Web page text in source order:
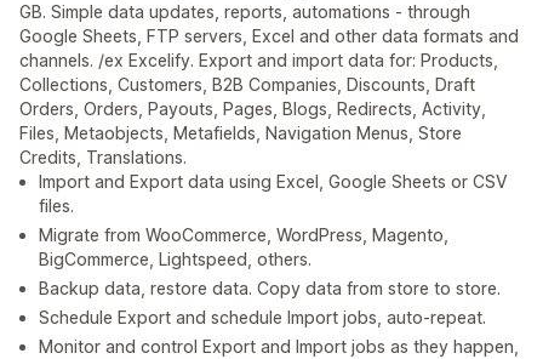
GB. Simple data updates, reports, automations - through
Google Sheets, FTP servers, Excel and other data formats and
channels. /ex Excelify. Export and import data for: Products,
Collections, Customers, B2B Companies, Discounts, Draft
Orders, Orders, Payouts, Pages, Blogs, Redirects, Activity,
Files, Metaobjects, Metafields, Navigation Menus, Store
Credits, Translations.
Import and Export data using Excel, Google Sheets or CSV
files.
Migrate from WooCommerce, WordPress, Magento,
BigCommerce, Lightspeed, others.
Backup data, restore data. Copy data from store to store.
Schedule Export and schedule Import jobs, auto-repeat.
Monitor and control Export and Import jobs as they happen,